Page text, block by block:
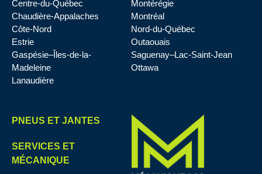
Centre-du-Québec
Chaudière-Appalaches
Côte-Nord
Estrie
Gaspésie–Îles-de-la-
Madeleine
Lanaudière
Montérégie
Montréal
Nord-du-Québec
Outaouais
Saguenay–Lac-Saint-Jean
Ottawa
PNEUS ET JANTES
SERVICES ET
MÉCANIQUE